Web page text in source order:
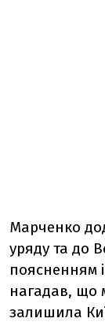
Марченко
уряду та до
поясненням
нагадав, що
залишила